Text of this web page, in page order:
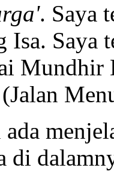
. Saya
Isa. Saya
Mundhir
(Jalan
di